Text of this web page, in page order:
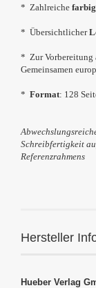
* Zahlreiche
* Übersichtlicher
* Zur Vorbereitung
Gemeinsamen
* Format: 128
Schreibfertigkeit
Referenzrahmens
Hersteller
Hueber Verlag